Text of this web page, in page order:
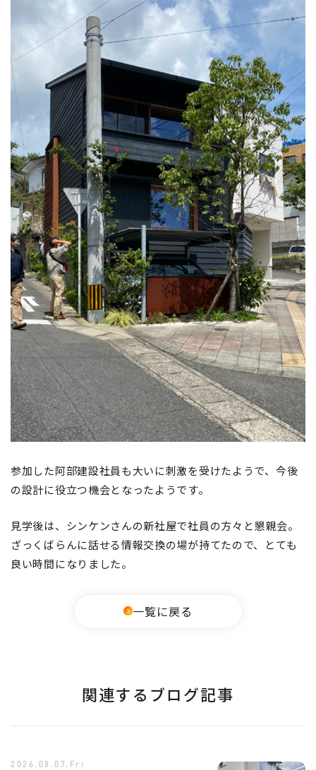
参加した阿部建設社員も大いに刺激を受けたようで、今後
の設計に役立つ機会となったようです。
見学後は、シンケンさんの新社屋で社員の方々と懇親会。
ざっくばらんに話せる情報交換の場が持てたので、とても
良い時間になりました。
一覧に戻る
関連するブログ記事
2026.08.07.Fri